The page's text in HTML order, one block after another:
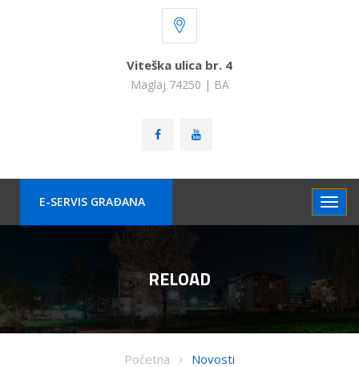
Viteška ulica br. 4
Maglaj 74250 | BA
E-SERVIS GRAÐANA
RELOAD
Početna Novosti